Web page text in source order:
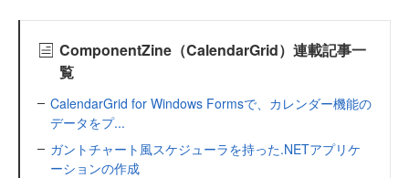
ComponentZine（CalendarGrid）連載記事一
覧
CalendarGrid for Windows Formsで、カレンダー機能の
データをプ...
ガントチャート風スケジューラを持った.NETアプリケ
ーションの作成